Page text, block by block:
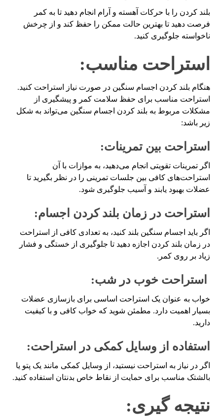
بلند کردن را با حرکات آهسته و آرام انجام دهید تا به کمر
فرصت دهید تا بهترین حالت ممکن را حفظ کند و از چرخش
ناخواسته جلوگیری کنید.
استراحت مناسب:
هنگام بلند کردن اجسام سنگین در صورت نیاز استراحت کنید.
استراحت مناسب برای حفظ سلامت کمر و پیشگیری از
مشکلات مربوط به بلند کردن اجسام سنگین می‌تواند به شکل
زیر باشد:
استراحت بین تمرینات:
اگر تمرینات تقویتی انجام می‌دهید، به موازات با آن
استراحت‌های کافی بین جلسات تمرینی را در نظر بگیرید تا
عضلات بهبود یابند و آسیب جلوگیری شود.
استراحت در زمان بلند کردن اجسام:
اگر باید اجسام سنگین بلند کنید، به تعدادی کافی از استراحت
در زمان بلند کردن اجازه دهید تا جلوگیری از خستگی و فشار
زیاد بر روی کمر.
استراحت خوب در شب:
خواب به عنوان یک استراحت اساسی برای بازسازی عضلات
بسیار اهمیت دارد. مطمئن شوید که خواب کافی و با کیفیت
دارید.
استفاده از وسایل کمکی در استراحت:
اگر در نیاز به استراحت نیستید، از وسایل کمکی مانند یک پتو یا
بالشتک مناسب برای حمایت از نقاط خاص بدنتان استفاده کنید.
نتیجه گیری: